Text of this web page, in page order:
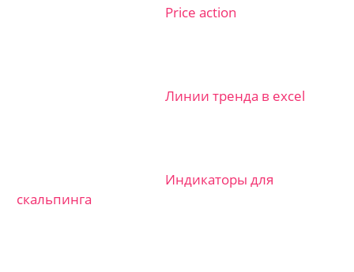
Price action
Линии тренда в excel
Индикаторы для
скальпинга